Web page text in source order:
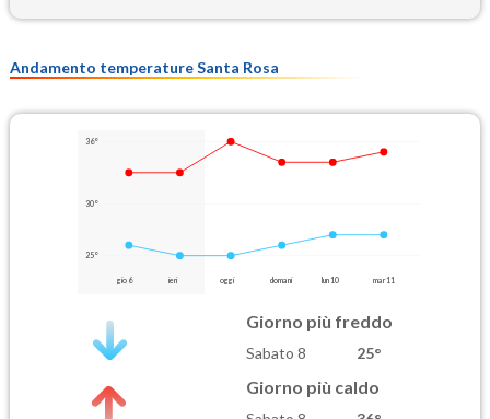
Andamento temperature Santa Rosa
36°
30°
25°
gio 6 ieri oggi domani lun 10 mar 11
Giorno più freddo
Sabato 8 25°
Giorno più caldo